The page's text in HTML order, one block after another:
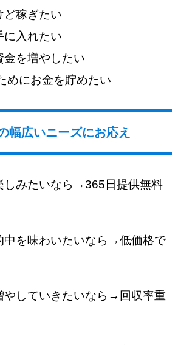
ど稼ぎたい
に入れたい
金を増やしたい
めにお金を貯めたい
幅広いニーズにお応え
しみたいなら→365日提供無料
中を味わいたいなら→低価格で
やしていきたいなら→回収率重